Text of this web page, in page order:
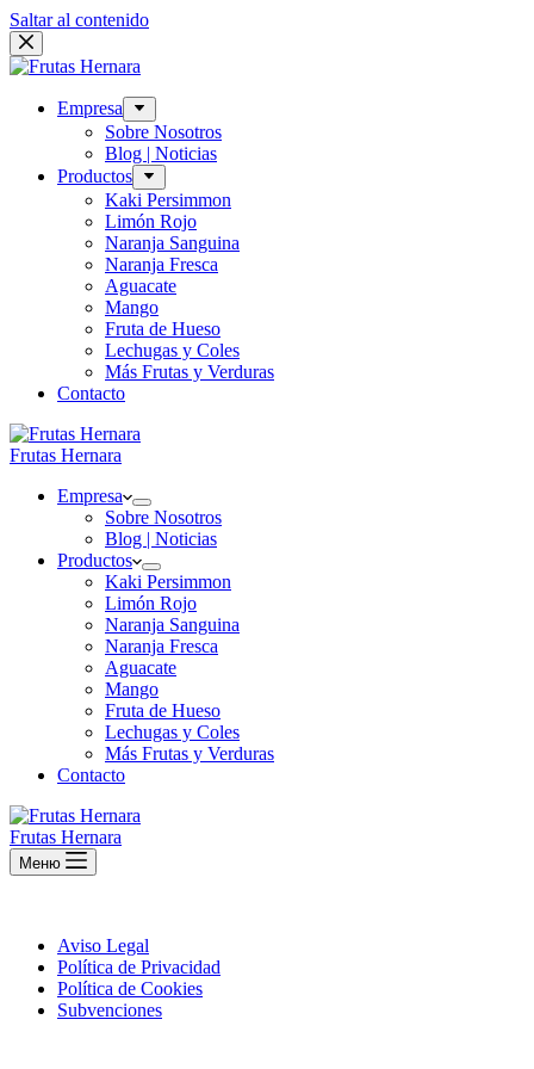
Saltar al contenido
Empresa
Sobre Nosotros
Blog | Noticias
Productos
Kaki Persimmon
Limón Rojo
Naranja Sanguina
Naranja Fresca
Aguacate
Mango
Fruta de Hueso
Lechugas y Coles
Más Frutas y Verduras
Contacto
Frutas Hernara
Empresa
Sobre Nosotros
Blog | Noticias
Productos
Kaki Persimmon
Limón Rojo
Naranja Sanguina
Naranja Fresca
Aguacate
Mango
Fruta de Hueso
Lechugas y Coles
Más Frutas y Verduras
Contacto
Frutas Hernara
Меню
Aviso Legal
Política de Privacidad
Política de Cookies
Subvenciones